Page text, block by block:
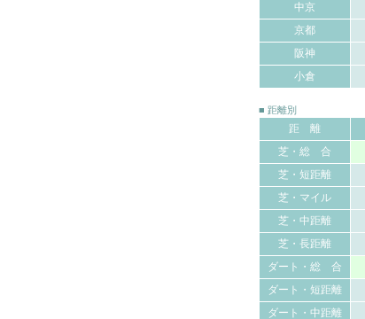
中京
京都
阪神
小倉
■ 距離別
距 離
芝・総 合
芝・短距離
芝・マイル
芝・中距離
芝・長距離
ダート・総 合
ダート・短距離
ダート・中距離